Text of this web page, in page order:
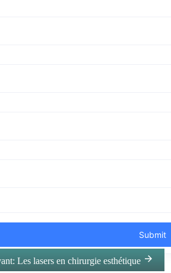
Les lasers en chirurgie esthétique